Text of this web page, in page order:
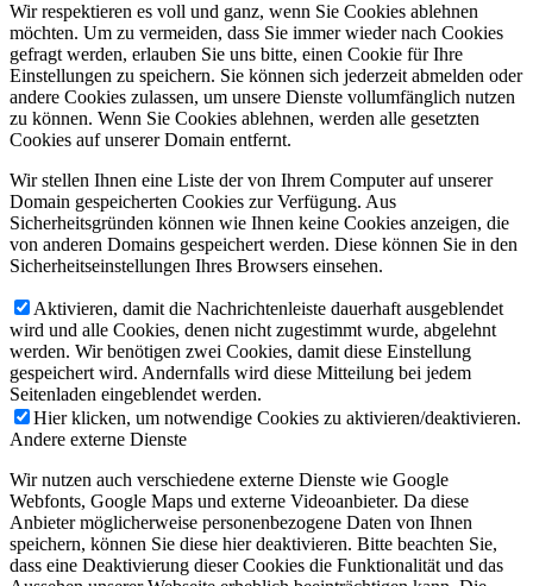
Wir respektieren es voll und ganz, wenn Sie Cookies ablehnen
möchten. Um zu vermeiden, dass Sie immer wieder nach Cookies
gefragt werden, erlauben Sie uns bitte, einen Cookie für Ihre
Einstellungen zu speichern. Sie können sich jederzeit abmelden oder
andere Cookies zulassen, um unsere Dienste vollumfänglich nutzen
zu können. Wenn Sie Cookies ablehnen, werden alle gesetzten
Cookies auf unserer Domain entfernt.
Wir stellen Ihnen eine Liste der von Ihrem Computer auf unserer
Domain gespeicherten Cookies zur Verfügung. Aus
Sicherheitsgründen können wie Ihnen keine Cookies anzeigen, die
von anderen Domains gespeichert werden. Diese können Sie in den
Sicherheitseinstellungen Ihres Browsers einsehen.
Aktivieren, damit die Nachrichtenleiste dauerhaft ausgeblendet
wird und alle Cookies, denen nicht zugestimmt wurde, abgelehnt
werden. Wir benötigen zwei Cookies, damit diese Einstellung
gespeichert wird. Andernfalls wird diese Mitteilung bei jedem
Seitenladen eingeblendet werden.
Hier klicken, um notwendige Cookies zu aktivieren/deaktivieren.
Andere externe Dienste
Wir nutzen auch verschiedene externe Dienste wie Google
Webfonts, Google Maps und externe Videoanbieter. Da diese
Anbieter möglicherweise personenbezogene Daten von Ihnen
speichern, können Sie diese hier deaktivieren. Bitte beachten Sie,
dass eine Deaktivierung dieser Cookies die Funktionalität und das